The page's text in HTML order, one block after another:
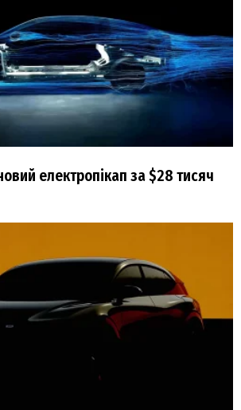
електропікап за $28 тисяч